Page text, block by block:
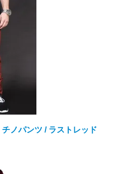
ノパンツ / ラストレッド